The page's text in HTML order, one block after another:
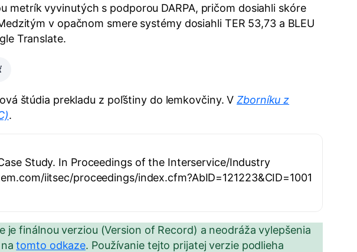
vyvinutých s podporou DARPA, pričom dosiahli skóre
v opačnom smere systémy dosiahli TER 53,73 a BLEU
Translate.
štúdia prekladu z poľštiny do lemkovčiny. VZborníku z
.
Study. In Proceedings of the Interservice/Industry
iitsec/proceedings/index.cfm?AbID=121223&CID=1001
finálnou verziou (Version of Record) a neodráža vylepšenia
natomto odkaze. Používanie tejto prijatej verzie podlieha